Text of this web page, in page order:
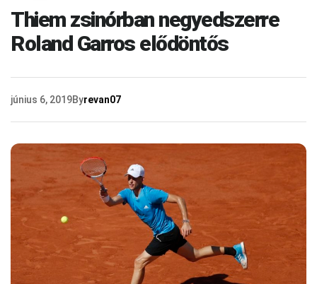
Thiem zsinórban negyedszerre
Roland Garros elődöntős
június 6, 2019Byrevan07